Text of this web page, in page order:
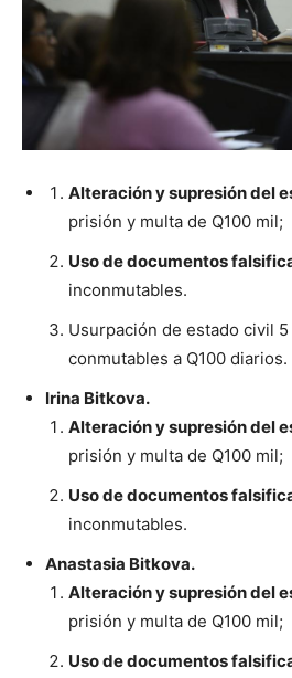
Alteración y supresión del
prisión y multa de Q100 mil;
Uso de documentos
inconmutables.
Usurpación de estado civil
conmutables a Q100 diarios.
Irina Bitkova.
Alteración y supresión del
prisión y multa de Q100 mil;
Uso de documentos
inconmutables.
Anastasia Bitkova.
Alteración y supresión del
prisión y multa de Q100 mil;
Uso de documentos